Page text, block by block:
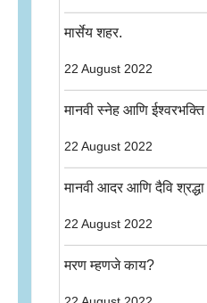
मार्सेय शहर.
22 August 2022
मानवी स्नेह आणि ईश्वरभक्ति
22 August 2022
मानवी आदर आणि दैवि श्रद्धा
22 August 2022
मरण म्हणजे काय?